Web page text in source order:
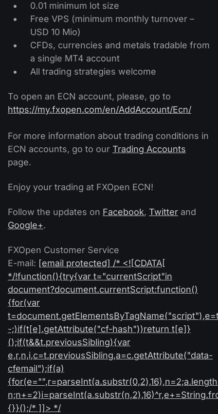
0.01 minimum lot size
Free VPS (minimum monthly turnover –
USD 10 Mio)
CFDs, currencies and metals tradable from
a single MT4 account
All trading strategies welcome
To open an ECN account, please, go to
https://my.fxopen.com/en/AddAccount/Ecn/
For more information about trading conditions in
ECN accounts, go to our Trading Accounts
page.
Enjoy your trading at FXOpen ECN!
Follow the updates on Facebook, Twitter and
Google+.
FXOpen Customer Service
E-mail: [email protected] /* <![CDATA[
*/!function(){try{var t="currentScript"in
document?document.currentScript:function()
{for(var
-;)if(t[e].getAttribute("cf-hash"))return t[e]}
();if(t&&t.previousSibling){var
e,r,n,i,c=t.previousSibling,a=c.getAttribute("data-
cfemail");if(a)
{}}();/* ]]> */